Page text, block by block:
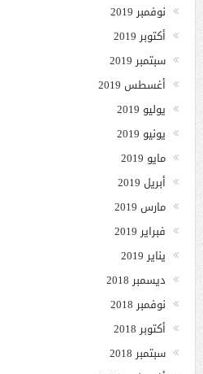
نوفمبر 2019
أكتوبر 2019
سبتمبر 2019
أغسطس 2019
يوليو 2019
يونيو 2019
مايو 2019
أبريل 2019
مارس 2019
فبراير 2019
يناير 2019
ديسمبر 2018
نوفمبر 2018
أكتوبر 2018
سبتمبر 2018